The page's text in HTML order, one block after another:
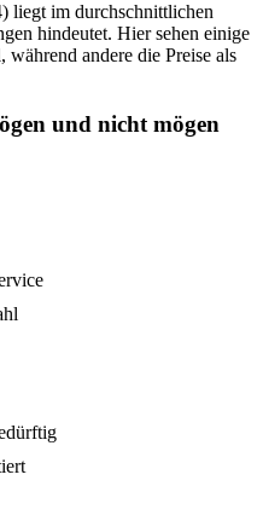
liegt im durchschnittlichen
hindeutet. Hier sehen einige
während andere die Preise als
und nicht mögen